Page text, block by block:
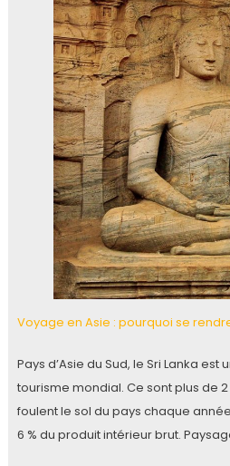
Voyage en Asie : pourquoi se
Pays d’Asie du Sud, le Sri Lanka
tourisme mondial. Ce sont plus de
foulent le sol du pays chaque
6 % du produit intérieur brut.